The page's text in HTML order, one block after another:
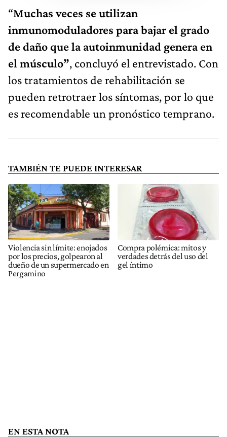
“Muchas veces se utilizan
inmunomoduladores para bajar el grado
de daño que la autoinmunidad genera en
el músculo”, concluyó el entrevistado. Con
los tratamientos de rehabilitación se
pueden retrotraer los síntomas, por lo que
es recomendable un pronóstico temprano.
TAMBIÉN TE PUEDE INTERESAR
Violencia sin límite: enojados
por los precios, golpearon al
dueño de un supermercado en
Pergamino
Compra polémica: mitos y
verdades detrás del uso del
gel íntimo
EN ESTA NOTA